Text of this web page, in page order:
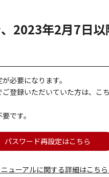
2023年2月7日
必要になります。
登録いただいていた方は、こ
です。
パスワード再設定はこちら
ューアルに関する詳細はこち